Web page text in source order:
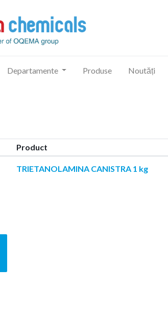
Departamente Produse Noutăți
Product
TRIETANOLAMINA CANISTRA 1 kg